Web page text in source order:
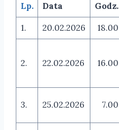
Lp. Data Godz.
1.
20.02.2026 18.00
2. 22.02.2026 16.00
3. 25.02.2026 7.00